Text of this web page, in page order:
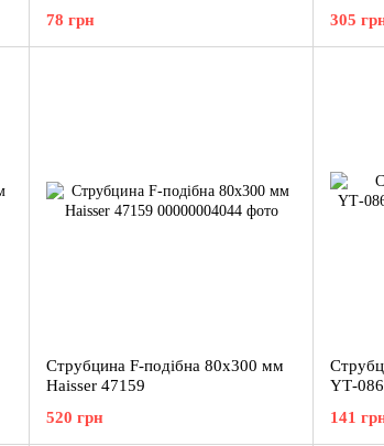
78 грн
305
Струбцина F-подібна 80х300 мм
Haisser 47159
520 грн
141